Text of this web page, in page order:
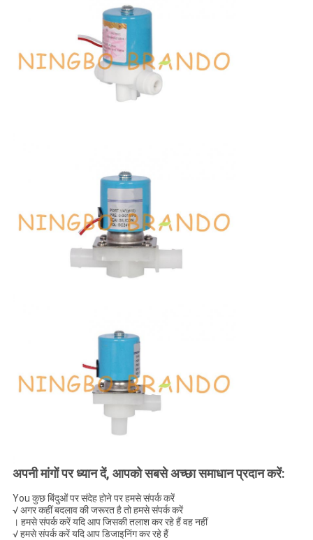
अपनी मांगों पर ध्यान दें, आपको सबसे अच्छा समाधान प्रदान करें:
You कुछ बिंदुओं पर संदेह होने पर हमसे संपर्क करें
√ अगर कहीं बदलाव की जरूरत है तो हमसे संपर्क करें
। हमसे संपर्क करें यदि आप जिसकी तलाश कर रहे हैं वह नहीं
√ हमसे संपर्क करें यदि आप डिजाइनिंग कर रहे हैं